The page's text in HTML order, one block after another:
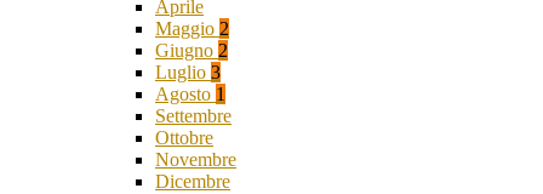
Aprile
Maggio 2
Giugno 2
Luglio 3
Agosto 1
Settembre
Ottobre
Novembre
Dicembre